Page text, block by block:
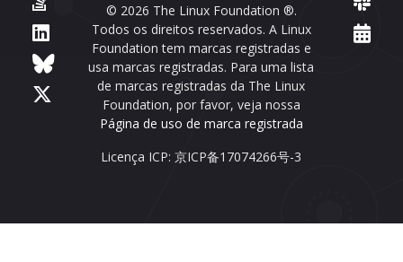
© 2026 The Linux Foundation ®.
Todos os direitos reservados. A Linux
Foundation tem marcas registradas e
usa marcas registradas. Para uma lista
de marcas registradas da The Linux
Foundation, por favor, veja nossa
Página de uso de marca registrada
Licença ICP: 京ICP备17074266号-3